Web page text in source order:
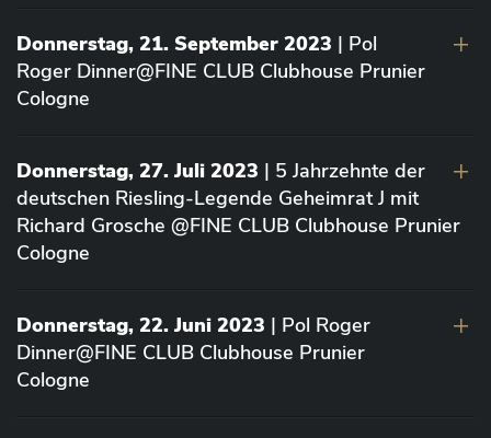
Donnerstag, 21. September 2023 | Pol
Roger Dinner@FINE CLUB Clubhouse Prunier
Cologne
Donnerstag, 27. Juli 2023 | 5 Jahrzehnte der
deutschen Riesling-Legende Geheimrat J mit
Richard Grosche @FINE CLUB Clubhouse Prunier
Cologne
Donnerstag, 22. Juni 2023 | Pol Roger
Dinner@FINE CLUB Clubhouse Prunier
Cologne